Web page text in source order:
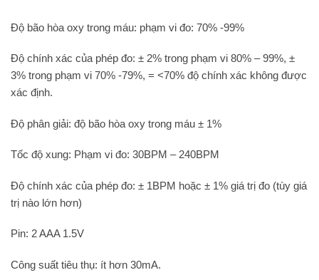
Độ bão hòa oxy trong máu: phạm vi đo: 70% -99%
Độ chính xác của phép đo: ± 2% trong phạm vi 80% – 99%, ±
3% trong phạm vi 70% -79%, = <70% độ chính xác không được
xác định.
Độ phân giải: độ bão hòa oxy trong máu ± 1%
Tốc độ xung: Phạm vi đo: 30BPM – 240BPM
Độ chính xác của phép đo: ± 1BPM hoặc ± 1% giá trị đo (tùy giá
trị nào lớn hơn)
Pin: 2 AAA 1.5V
Công suất tiêu thụ: ít hơn 30mA.